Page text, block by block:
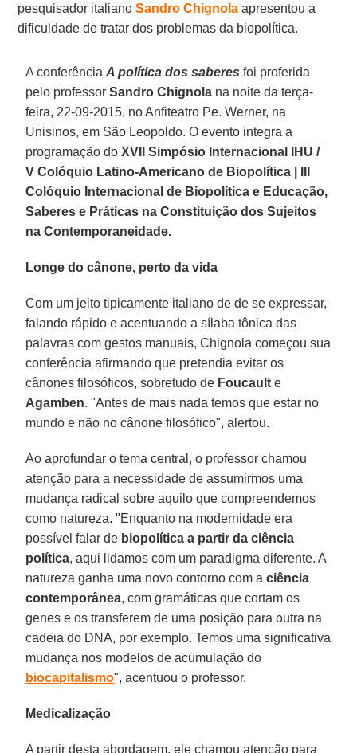
pesquisador italianoSandro Chignola apresentou a
dificuldade de tratar dos problemas da biopolítica.
A conferênciaA política dos saberes foi proferida
pelo professorSandro Chignola na noite da terça-
feira, 22-09-2015, no Anfiteatro Pe. Werner, na
Unisinos, em São Leopoldo. O evento integra a
programação doXVII Simpósio Internacional IHU /
V Colóquio Latino-Americano de Biopolítica | III
Colóquio Internacional de Biopolítica e Educação,
Saberes e Práticas na Constituição dos Sujeitos
na Contemporaneidade.
Longe do cânone, perto da vida
Com um jeito tipicamente italiano de de se expressar,
falando rápido e acentuando a sílaba tônica das
palavras com gestos manuais, Chignola começou sua
conferência afirmando que pretendia evitar os
cânones filosóficos, sobretudo de Foucault e
Agamben. "Antes de mais nada temos que estar no
mundo e não no cânone filosófico", alertou.
Ao aprofundar o tema central, o professor chamou
atenção para a necessidade de assumirmos uma
mudança radical sobre aquilo que compreendemos
como natureza. "Enquanto na modernidade era
possível falar de biopolítica a partir da ciência
política, aqui lidamos com um paradigma diferente. A
natureza ganha uma novo contorno com aciência
contemporânea, com gramáticas que cortam os
genes e os transferem de uma posição para outra na
cadeia do DNA, por exemplo. Temos uma significativa
mudança nos modelos de acumulação do
biocapitalismo", acentuou o professor.
Medicalização
A partir desta abordagem, ele chamou atenção para